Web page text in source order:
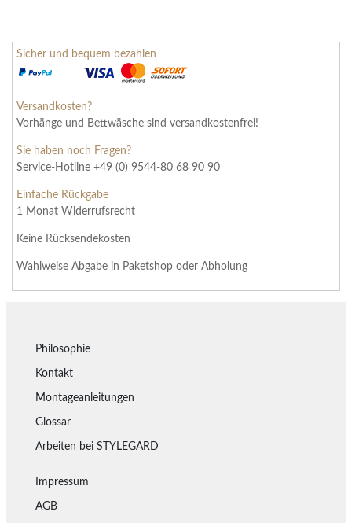
Sicher und bequem bezahlen
Versandkosten?
Vorhänge und Bettwäsche sind versandkostenfrei!
Sie haben noch Fragen?
Service-Hotline +49 (0) 9544-80 68 90 90
Einfache Rückgabe
1 Monat Widerrufsrecht
Keine Rücksendekosten
Wahlweise Abgabe in Paketshop oder Abholung
Philosophie
Kontakt
Montageanleitungen
Glossar
Arbeiten bei STYLEGARD
Impressum
AGB